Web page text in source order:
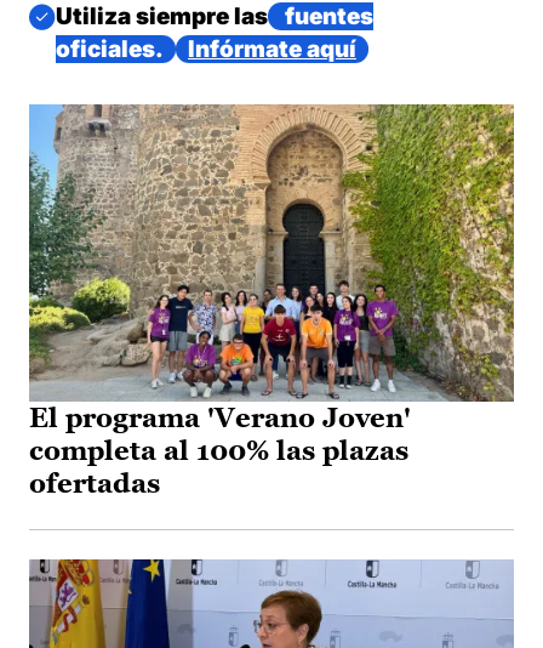
Imagen
Utiliza siempre las
fuentes
oficiales.
Infórmate aquí
El programa 'Verano Joven'
completa al 100% las plazas
ofertadas